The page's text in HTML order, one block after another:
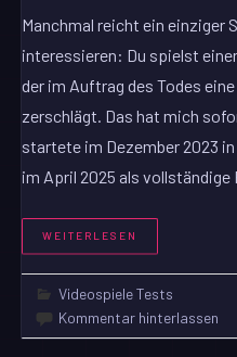
Manchmal reicht ein einziger
interessieren: Du spielst
der im Auftrag des Todes
zerschlägt. Das hat mich
startete im Dezember 2023
im April 2025 als
WEITERLESEN
Videospiele Tests
Kommentar hinterlassen